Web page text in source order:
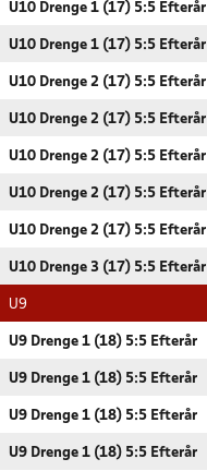
U10 Drenge 1 (17) 5:5 Efterår
U10 Drenge 1 (17) 5:5 Efterår
U10 Drenge 2 (17) 5:5 Efterår
U10 Drenge 2 (17) 5:5 Efterår
U10 Drenge 2 (17) 5:5 Efterår
U10 Drenge 2 (17) 5:5 Efterår
U10 Drenge 2 (17) 5:5 Efterår
U10 Drenge 3 (17) 5:5 Efterår
U9
U9 Drenge 1 (18) 5:5 Efterår
U9 Drenge 1 (18) 5:5 Efterår
U9 Drenge 1 (18) 5:5 Efterår
U9 Drenge 1 (18) 5:5 Efterår